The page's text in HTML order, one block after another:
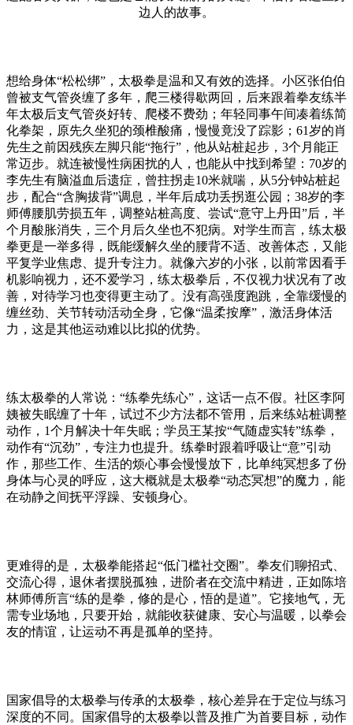
边人的故事。
想给身体“松松绑”，太极拳是温和又有效的选择。小区张伯伯
曾被支气管炎缠了多年，爬三楼得歇两回，后来跟着拳友练半
年太极后支气管炎好转、爬楼不费劲；年轻同事午间凑着练简
化拳架，原先久坐犯的颈椎酸痛，慢慢竟没了踪影； 61岁的肖
先生之前因残疾左脚只能“拖行”，他从站桩起步， 3个月能正
常迈步。就连被慢性病困扰的人，也能从中找到希望： 70岁的
李先生有脑溢血后遗症，曾拄拐走10米就喘，从5分钟站桩起
步，配合“含胸拔背”调息，半年后成功丢拐逛公园； 38岁的李
师傅腰肌劳损五年，调整站桩高度、尝试“意守上丹田”后，半
个月酸胀消失，三个月后久坐也不犯病。对学生而言，练太极
拳更是一举多得，既能缓解久坐的腰背不适、改善体态，又能
平复学业焦虑、提升专注力。就像六岁的小张，以前常因看手
机影响视力，还不爱学习，练太极拳后，不仅视力状况有了改
善，对待学习也变得更主动了。没有高强度跑跳，全靠缓慢的
缠丝劲、关节转动活动全身，它像“温柔按摩”，激活身体活
力，这是其他运动难以比拟的优势。
练太极拳的人常说： “练拳先练心”，这话一点不假。社区李阿
姨被失眠缠了十年，试过不少方法都不管用，后来练站桩调整
动作， 1个月解决十年失眠；学员王某按“气随虚实转”练拳，
动作有“沉劲”，专注力也提升。练拳时跟着呼吸让“意”引动
作，那些工作、生活的烦心事会慢慢放下，比单纯冥想多了份
身体与心灵的呼应，这大概就是太极拳“动态冥想”的魔力，能
在动静之间抚平浮躁、安顿身心。
更难得的是，太极拳能搭起“低门槛社交圈”。拳友们聊招式、
交流心得，退休者摆脱孤独，进阶者在交流中精进，正如陈培
林师傅所言“练的是拳，修的是心，悟的是道”。它接地气，无
需专业场地，只要开始，就能收获健康、安心与温暖，以拳会
友的情谊，让运动不再是孤单的坚持。
国家倡导的太极拳与传承的太极拳，核心差异在于定位与练习
深度的不同。国家倡导的太极拳以普及推广为首要目标，动作